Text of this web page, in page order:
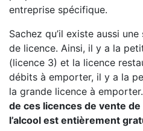
entreprise spécifique.
Sachez qu’il existe aussi
de licence. Ainsi, il y a la
(licence 3) et la licence
débits à emporter, il y a la
la grande licence à emporter.
de ces licences de vente
l’alcool est entièrement